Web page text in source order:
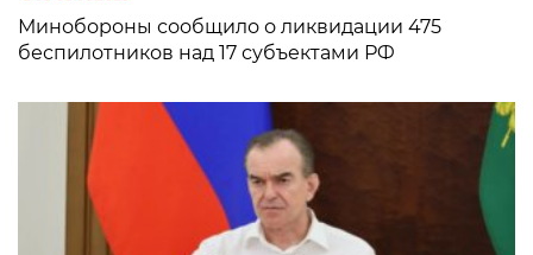
Минобороны сообщило о ликвидации 475
беспилотников над 17 субъектами РФ